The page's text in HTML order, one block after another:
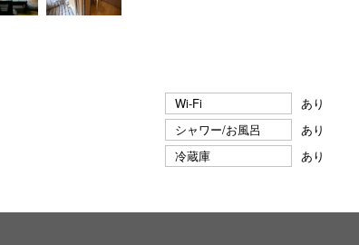
Wi-Fi
あり
シャワー/お風呂
あり
冷蔵庫 あり